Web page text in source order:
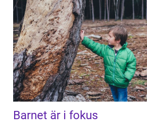
Barnet är i fokus